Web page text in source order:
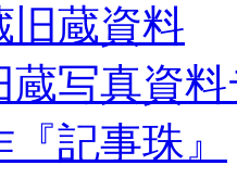
旧蔵資料
蔵写真資
記事珠』